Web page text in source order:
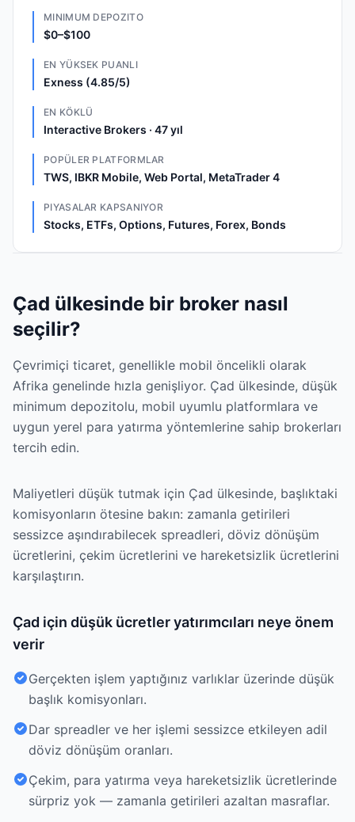
MINIMUM DEPOZITO
$0–$100
EN YÜKSEK PUANLI
Exness (4.85/5)
EN KÖKLÜ
Interactive Brokers · 47 yıl
POPÜLER PLATFORMLAR
TWS, IBKR Mobile, Web Portal, MetaTrader 4
PIYASALAR KAPSANIYOR
Stocks, ETFs, Options, Futures, Forex, Bonds
Çad ülkesinde bir broker nasıl
seçilir?
Çevrimiçi ticaret, genellikle mobil öncelikli olarak
Afrika genelinde hızla genişliyor. Çad ülkesinde, düşük
minimum depozitolu, mobil uyumlu platformlara ve
uygun yerel para yatırma yöntemlerine sahip brokerları
tercih edin.
Maliyetleri düşük tutmak için Çad ülkesinde, başlıktaki
komisyonların ötesine bakın: zamanla getirileri
sessizce aşındırabilecek spreadleri, döviz dönüşüm
ücretlerini, çekim ücretlerini ve hareketsizlik ücretlerini
karşılaştırın.
Çad için düşük ücretler yatırımcıları neye önem
verir
Gerçekten işlem yaptığınız varlıklar üzerinde düşük
başlık komisyonları.
Dar spreadler ve her işlemi sessizce etkileyen adil
döviz dönüşüm oranları.
Çekim, para yatırma veya hareketsizlik ücretlerinde
sürpriz yok — zamanla getirileri azaltan masraflar.